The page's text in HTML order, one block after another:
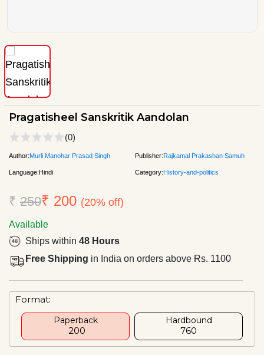
Pragatisheel Sanskritik Aandolan
(0)
Author:Murli Manohar Prasad Singh Publisher:Rajkamal Prakashan Samuh
Language:Hindi Category:History-and-politics
₹ 250₹ 200 (20% off)
Available
Ships within 48 Hours
Free Shipping in India on orders above Rs. 1100
Format:
Paperback
₹ 200
Hardbound
₹760